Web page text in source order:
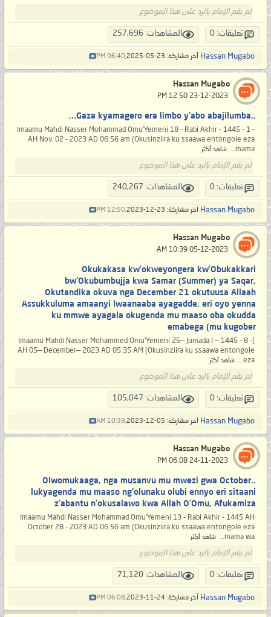
لم يقم الإمام بالرد على هذا الموضوع
تعليقات: 0 المشاهدات: 257,696
Hassan Mugabo آخر مشاركة: 23-05-2025, 06:40 PM
Hassan Mugabo
..Gaza kyamagero era limbo y'abo abajilumba...
- 1 - Imaamu Mahdi Nasser Mohammad Omu'Yemeni 18 - Rabi Akhir - 1445
AH Nov. 02 - 2023 AD 06:56 am (Okusinziira ku ssaawa entongole eza
mama...
شاهد أكثر
لم يقم الإمام بالرد على هذا الموضوع
تعليقات: 0 المشاهدات: 240,267
Hassan Mugabo آخر مشاركة: 23-12-2023, 12:50 PM
Hassan Mugabo
Okukakasa kw'okweyongera kw’Obukakkari
bw’Okubumbujja kwa Samar (Summer) ya Saqar,
Okutandika okuva nga December 21 okutuusa Allaah
Assukkuluma amaanyi lwaanaaba ayagadde, eri oyo yenna
ku mmwe ayagala okugenda mu maaso oba okudda
emabega (mu kugober
]- 8 - Imaamu Mahdi Nasser Mohammed Omu'Yemeni 25— Jumada I — 1445
AH 05— December— 2023 AD 05:35 AM (Okusinziira ku ssaawa entongole
eza...
شاهد أكثر
لم يقم الإمام بالرد على هذا الموضوع
تعليقات: 0 المشاهدات: 105,047
Hassan Mugabo آخر مشاركة: 05-12-2023, 10:39 AM
Hassan Mugabo
..Olwomukaaga, nga musanvu mu mwezi gwa October
lukyagenda mu maaso ng’olunaku olubi ennyo eri sitaani
z’abantu n'okusalawo kwa Allah O'Omu, Afukamiza
Imaamu Mahdi Nasser Mohammad Omu'Yemeni 13 - Rabi Akhir - 1445 AH
October 28 - 2023 AD 06:56 am (Okusinziira ku ssaawa entongole eza
mama wa...
شاهد أكثر
لم يقم الإمام بالرد على هذا الموضوع
تعليقات: 0 المشاهدات: 71,120
Hassan Mugabo آخر مشاركة: 24-11-2023, 06:08 PM